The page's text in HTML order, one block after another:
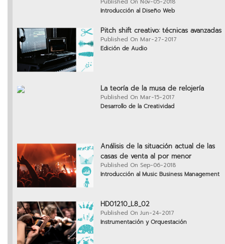
Published On Nov-05-2018
Introducción al Diseño Web
Pitch shift creativo: técnicas avanzadas
Published On Mar-27-2017
Edición de Audio
La teoría de la musa de relojería
Published On Mar-15-2017
Desarrollo de la Creatividad
Análisis de la situación actual de las
casas de venta al por menor
Published On Sep-06-2018
Introducción al Music Business Management
HD01210_L8_02
Published On Jun-24-2017
Instrumentación y Orquestación